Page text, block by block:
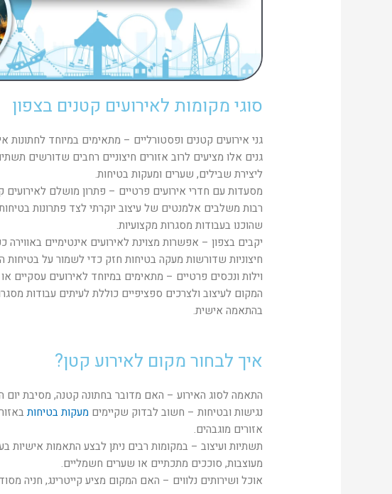
סוגי מקומות לאירועים קטנים בצפון
גני אירועים קטנים ופסטורליים – מתאימים במיוחד לחתונות
גנים אלו מציעים לרוב אזורים חיצוניים רחבים שדורשים
ליצירת שבילים, שערים ומעקות בטיחות.
מסעדות עם חדרי אירועים פרטיים – פתרון מושלם לאירועים
רבות משלבים אלמנטים של עיצוב יוקרתי לצד פתרונות
שהוכנו בעבודות מסגרות מקצועיות.
יקבים בצפון – אפשרות מצוינת לאירועים אינטימיים
חיצוניות שדורשות מעקה בטיחות חזק כדי לשמור על בטיחות
וילות ונכסים פרטיים – מתאימים במיוחד לאירועים
המקום לעיצוב ולצרכים ספציפיים כוללת לעיתים עבודות
בהתאמה אישית.
איך לבחור מקום לאירוע קטן?
התאמה לסוג האירוע – האם מדובר בחתונה קטנה, מסיבת יום
נגישות ובטיחות – חשוב לבדוק שקיימיםמעקות בטיחות
אזורים מוגבהים.
תשתיות ועיצוב – במקומות רבים ניתן לבצע התאמות אישיות
מעוצבות, סוככים מתכתיים או שערים חשמליים.
אוכל ושירותים נלווים – האם המקום מציע קייטרינג, חניה